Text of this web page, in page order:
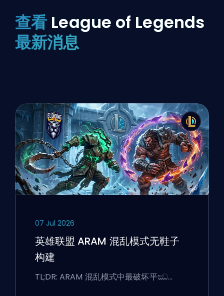
查看 League of Legends
最新消息
07 Jul 2026
英雄联盟 ARAM 混乱模式无鞋子
构建
TL;DR: ARAM 混乱模式中最破坏平ඣ…